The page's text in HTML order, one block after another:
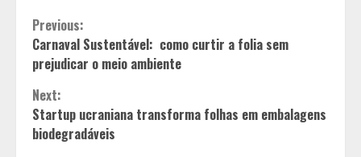
Continue
Reading
Previous:
Carnaval Sustentável: como curtir a folia sem
prejudicar o meio ambiente
Next:
Startup ucraniana transforma folhas em embalagens
biodegradáveis